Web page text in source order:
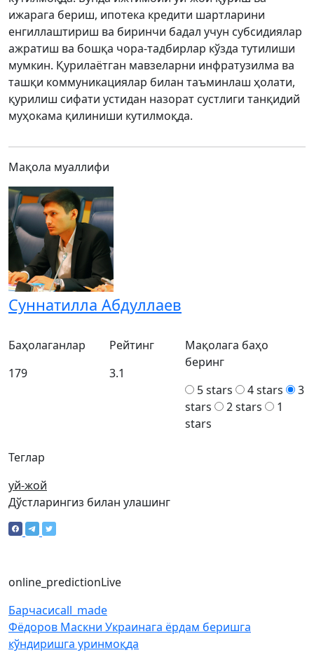
ижарага бериш, ипотека кредити шартларини
енгиллаштириш ва биринчи бадал учун субсидиялар
ажратиш ва бошқа чора-тадбирлар кўзда тутилиши
мумкин. Қурилаётган мавзеларни инфратузилма ва
ташқи коммуникациялар билан таъминлаш ҳолати,
қурилиш сифати устидан назорат сустлиги танқидий
муҳокама қилиниши кутилмоқда.
Мақола муаллифи
Суннатилла Абдуллаев
Теглар
уй-жой
Баҳолаганлар
179
Рейтинг
3.1
Мақолага баҳо
беринг
5 stars
4 stars
3
stars
2 stars
1
stars
Дўстларингиз билан улашинг
online_predictionLive
Барчасиcall_made
Фёдоров Маскни Украинага ёрдам беришга
кўндиришга уринмоқда